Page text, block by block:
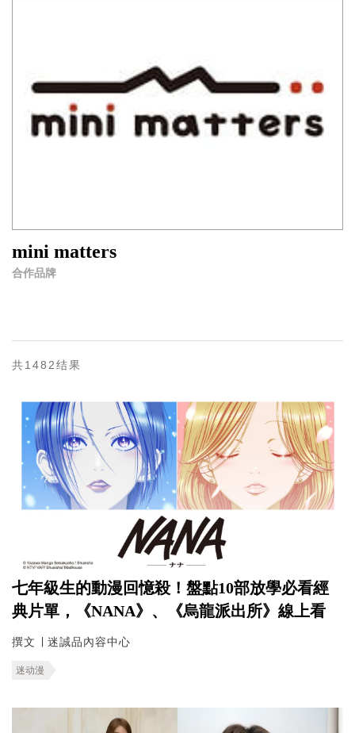
mini matters
合作品牌
共1482结果
七年級生的動漫回憶殺！盤點10部放學必看經
典片單，《NANA》、《烏龍派出所》線上看
撰文 ∣ 迷誠品內容中心
迷动漫